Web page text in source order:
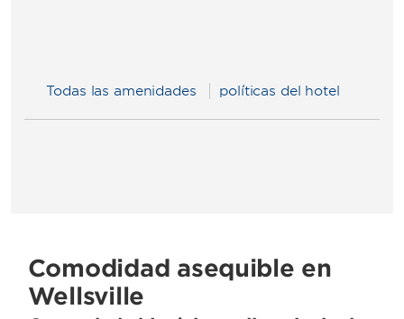
Todas las amenidades políticas del hotel
Comodidad asequible en
Wellsville